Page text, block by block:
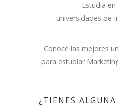
Estudia
universidades de
Conoce las mejores
para estudiar
¿TIENES